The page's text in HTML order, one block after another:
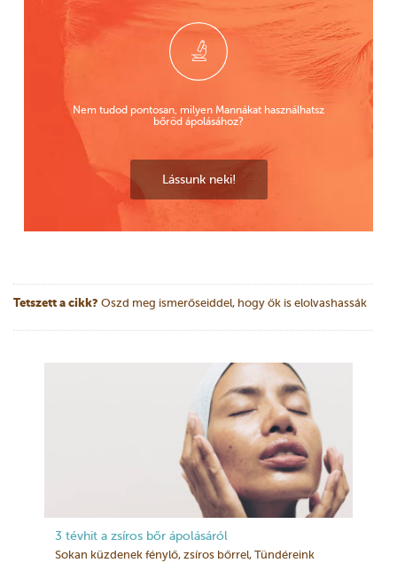
Nem tudod pontosan, milyen Mannákat használhatsz
bőröd ápolásához?
Lássunk neki!
Tetszett a cikk? Oszd meg ismerőseiddel, hogy ők is elolvashassák
3 tévhit a zsíros bőr ápolásáról
Sokan küzdenek fénylő, zsíros bőrrel, Tündéreink